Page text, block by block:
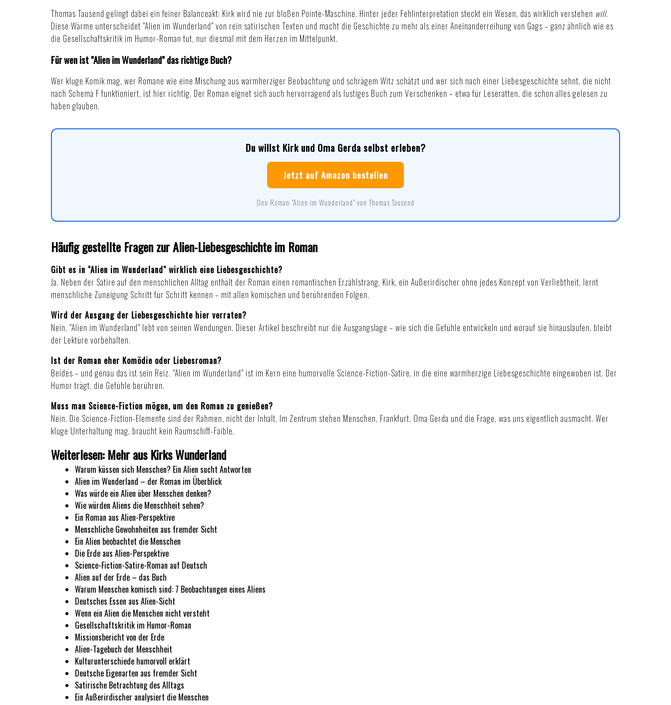
Thomas Tausend gelingt dabei ein feiner Balanceakt: Kirk wird nie zur bloßen Pointe-Maschine. Hinter jeder Fehlinterpretation steckt ein Wesen, das wirklich verstehen will.
Diese Wärme unterscheidet "Alien im Wunderland" von rein satirischen Texten und macht die Geschichte zu mehr als einer Aneinanderreihung von Gags – ganz ähnlich wie es
die Gesellschaftskritik im Humor-Roman tut, nur diesmal mit dem Herzen im Mittelpunkt.
Für wen ist "Alien im Wunderland" das richtige Buch?
Wer kluge Komik mag, wer Romane wie eine Mischung aus warmherziger Beobachtung und schrägem Witz schätzt und wer sich nach einer Liebesgeschichte sehnt, die nicht
nach Schema F funktioniert, ist hier richtig. Der Roman eignet sich auch hervorragend als lustiges Buch zum Verschenken – etwa für Leseratten, die schon alles gelesen zu
haben glauben.
Du willst Kirk und Oma Gerda selbst erleben?
Jetzt auf Amazon bestellen
Den Roman "Alien im Wunderland" von Thomas Tausend
Häufig gestellte Fragen zur Alien-Liebesgeschichte im Roman
Gibt es in "Alien im Wunderland" wirklich eine Liebesgeschichte?
Ja. Neben der Satire auf den menschlichen Alltag enthält der Roman einen romantischen Erzählstrang. Kirk, ein Außerirdischer ohne jedes Konzept von Verliebtheit, lernt
menschliche Zuneigung Schritt für Schritt kennen – mit allen komischen und berührenden Folgen.
Wird der Ausgang der Liebesgeschichte hier verraten?
Nein. "Alien im Wunderland" lebt von seinen Wendungen. Dieser Artikel beschreibt nur die Ausgangslage – wie sich die Gefühle entwickeln und worauf sie hinauslaufen, bleibt
der Lektüre vorbehalten.
Ist der Roman eher Komödie oder Liebesroman?
Beides – und genau das ist sein Reiz. "Alien im Wunderland" ist im Kern eine humorvolle Science-Fiction-Satire, in die eine warmherzige Liebesgeschichte eingewoben ist. Der
Humor trägt, die Gefühle berühren.
Muss man Science-Fiction mögen, um den Roman zu genießen?
Nein. Die Science-Fiction-Elemente sind der Rahmen, nicht der Inhalt. Im Zentrum stehen Menschen, Frankfurt, Oma Gerda und die Frage, was uns eigentlich ausmacht. Wer
kluge Unterhaltung mag, braucht kein Raumschiff-Faible.
Weiterlesen: Mehr aus Kirks Wunderland
Warum küssen sich Menschen? Ein Alien sucht Antworten
Alien im Wunderland – der Roman im Überblick
Was würde ein Alien über Menschen denken?
Wie würden Aliens die Menschheit sehen?
Ein Roman aus Alien-Perspektive
Menschliche Gewohnheiten aus fremder Sicht
Ein Alien beobachtet die Menschen
Die Erde aus Alien-Perspektive
Science-Fiction-Satire-Roman auf Deutsch
Alien auf der Erde – das Buch
Warum Menschen komisch sind: 7 Beobachtungen eines Aliens
Deutsches Essen aus Alien-Sicht
Wenn ein Alien die Menschen nicht versteht
Gesellschaftskritik im Humor-Roman
Missionsbericht von der Erde
Alien-Tagebuch der Menschheit
Kulturunterschiede humorvoll erklärt
Deutsche Eigenarten aus fremder Sicht
Satirische Betrachtung des Alltags
Ein Außerirdischer analysiert die Menschen